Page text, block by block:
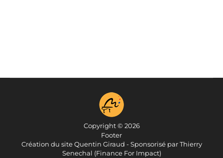
Copyright © 2026
Footer
Création du site Quentin Giraud - Sponsorisé par Thierry
Senechal (Finance For Impact)